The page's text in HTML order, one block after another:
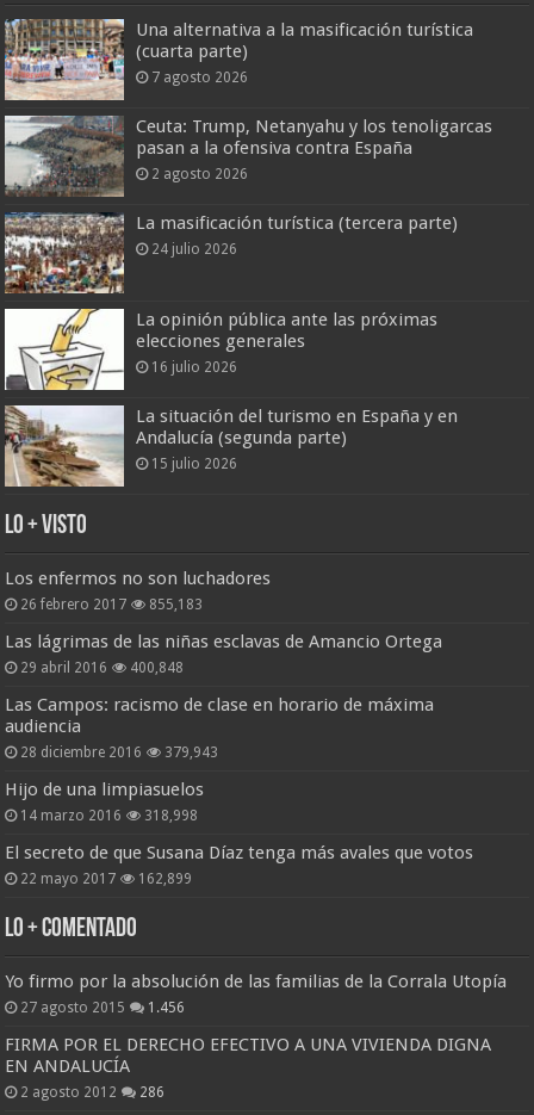
Una alternativa a la masificación turística
(cuarta parte)
7 agosto 2026
Ceuta: Trump, Netanyahu y los tenoligarcas
pasan a la ofensiva contra España
2 agosto 2026
La masificación turística (tercera parte)
24 julio 2026
La opinión pública ante las próximas
elecciones generales
16 julio 2026
La situación del turismo en España y en
Andalucía (segunda parte)
15 julio 2026
Lo + Visto
Los enfermos no son luchadores
26 febrero 2017 855,183
Las lágrimas de las niñas esclavas de Amancio Ortega
29 abril 2016 400,848
Las Campos: racismo de clase en horario de máxima
audiencia
28 diciembre 2016 379,943
Hijo de una limpiasuelos
14 marzo 2016 318,998
El secreto de que Susana Díaz tenga más avales que votos
22 mayo 2017 162,899
Lo + Comentado
Yo firmo por la absolución de las familias de la Corrala Utopía
27 agosto 2015 1.456
FIRMA POR EL DERECHO EFECTIVO A UNA VIVIENDA DIGNA
EN ANDALUCÍA
2 agosto 2012 286